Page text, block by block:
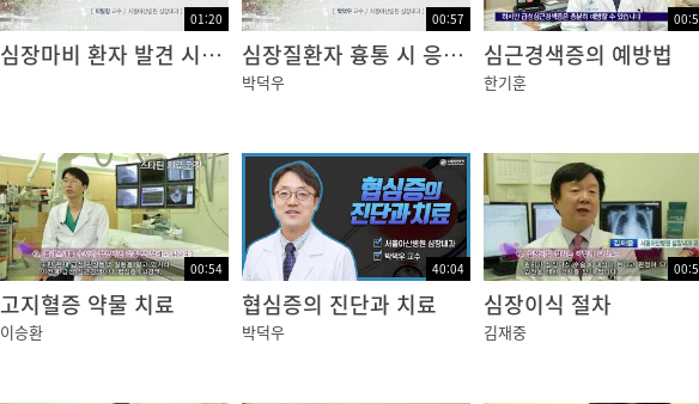
01:20
심장마비 환자 발견 시 대처
00:57
심장질환자 흉통 시 응급조치
박덕우
심근경색증의 예방법
한기훈
00:54
고지혈증 약물 치료
이승환
40:04
협심증의 진단과 치료
박덕우
심장이식 절차
김재중